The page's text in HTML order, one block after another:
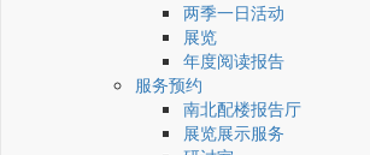
两季一日活动
展览
年度阅读报告
服务预约
南北配楼报告厅
展览展示服务